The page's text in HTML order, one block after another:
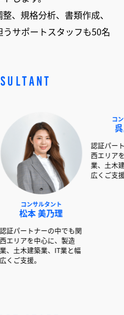
、規格分析、書類作成、
サポートスタッフも50名
乃理
の中でも関
に、製造
、IT業と幅
認証パートナーの中で
西エリアを中心に、製造
業、土木建築業、IT業と